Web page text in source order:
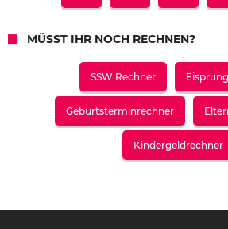
MÜSST IHR NOCH RECHNEN?
SSW Rechner
Geburtsterminrechner
Kindergeldrechner